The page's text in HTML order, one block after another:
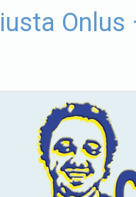
Onlus